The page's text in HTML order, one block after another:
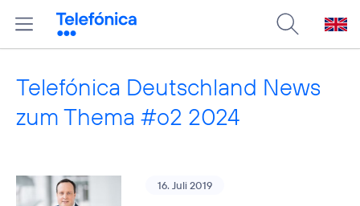
Telefónica Deutschland News
zum Thema #o2 2024
16. Juli 2019